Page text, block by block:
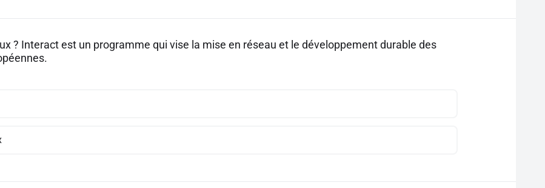
? Interact est un programme qui vise la mise en réseau et le développement durable des